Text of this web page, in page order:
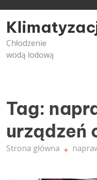
content
Chłodzenie
wodą lodową
Tag:
urządzeń
Strona główna